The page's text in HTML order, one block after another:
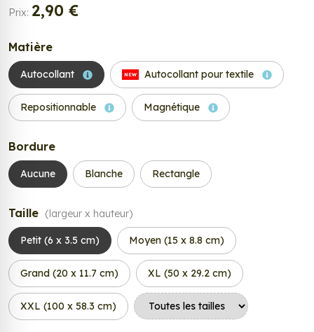
Prix: 2,90 €
Matière
Autocollant NEW Autocollant pour textile
Repositionnable Magnétique
Bordure
Aucune Blanche Rectangle
Taille (largeur x hauteur)
Petit (6 x 3.5 cm) Moyen (15 x 8.8 cm)
Grand (20 x 11.7 cm) XL (50 x 29.2 cm)
XXL (100 x 58.3 cm)